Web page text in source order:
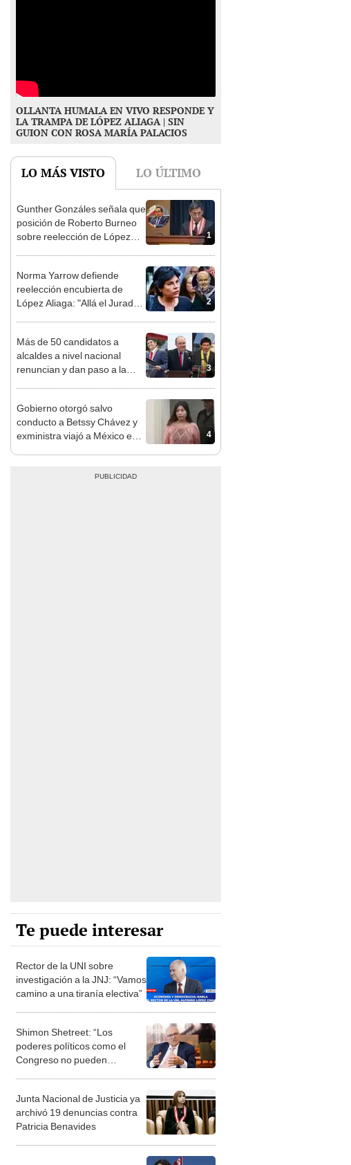
OLLANTA HUMALA EN VIVO RESPONDE Y
LA TRAMPA DE LÓPEZ ALIAGA | SIN
GUION CON ROSA MARÍA PALACIOS
LO MÁS VISTO LO ÚLTIMO
1
Gunther Gonzáles señala que
posición de Roberto Burneo
sobre reelección de López
2
Norma Yarrow defiende
reelección encubierta de
López Aliaga: "Allá el Jurado
3
Más de 50 candidatos a
alcaldes a nivel nacional
renuncian y dan paso a la
4
Gobierno otorgó salvo
conducto a Betssy Chávez y
exministra viajó a México en
Te puede interesar
Rector de la UNI sobre
investigación a la JNJ: “Vamos
camino a una tiranía electiva”
Shimon Shetreet: “Los
poderes políticos como el
Congreso no pueden
Junta Nacional de Justicia ya
archivó 19 denuncias contra
Patricia Benavides